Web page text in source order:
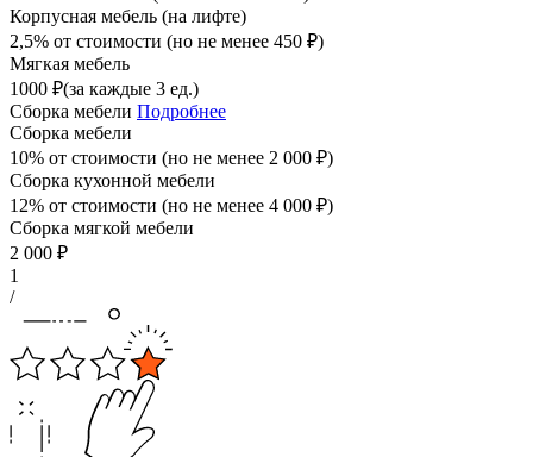
Корпусная мебель (на лифте)
2,5% от стоимости (но не менее 450 ₽)
Мягкая мебель
1000 ₽(за каждые 3 ед.)
Сборка мебели Подробнее
Сборка мебели
10% от стоимости (но не менее 2 000 ₽)
Сборка кухонной мебели
12% от стоимости (но не менее 4 000 ₽)
Сборка мягкой мебели
2 000 ₽
1
/